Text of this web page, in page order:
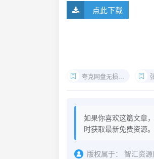
点此下载
夸克网盘无损音源
如果你喜欢这篇文章
时获取最新免费资源。
版权属于：
智汇资源